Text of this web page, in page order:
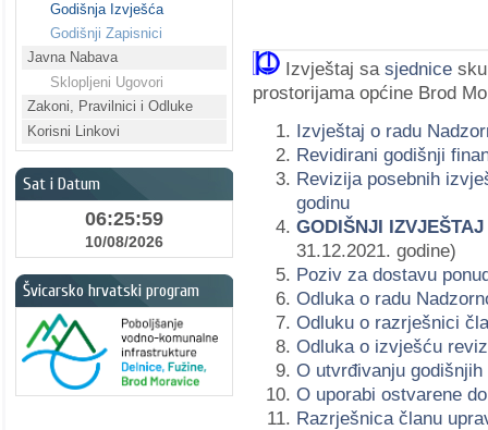
Godišnja Izvješća
Godišnji Zapisnici
Javna Nabava
Sklopljeni Ugovori
Zakoni, Pravilnici i Odluke
Korisni Linkovi
Sat i Datum
06:26:00
10/08/2026
Švicarsko hrvatski program
Izvještaj sa sjednice
prostorijama općine Brod
Izvještaj o radu
Revidirani godišnji
Revizija posebnih
godinu
GODIŠNJI
31.12.2021. godine)
Poziv za dostavu
Odluka o radu
Odluku o razrješnici
Odluka o izvješću
O utvrđivanju
O uporabi ostvarene
Razrješnica članu